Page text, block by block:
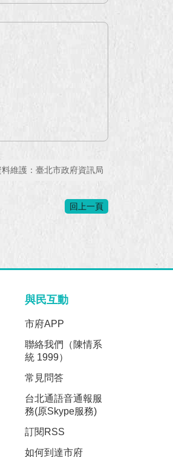
料維護：臺北市政府資訊局
回上一頁
與民互動
市府APP
聯絡我們（陳情系
統 1999）
常見問答
台北通語音通報服
務(原Skype服務)
訂閱RSS
如何到達市府